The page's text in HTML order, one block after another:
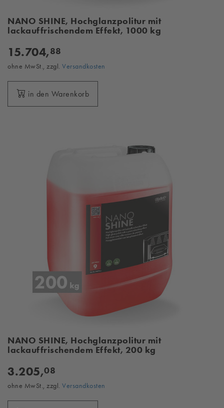
NANO SHINE, Hochglanzpolitur mit
lackauffrischendem Effekt, 1000 kg
15.704,88
ohne MwSt., zzgl. Versandkosten
in den Warenkorb
NANO SHINE, Hochglanzpolitur mit
lackauffrischendem Effekt, 200 kg
3.205,08
ohne MwSt., zzgl. Versandkosten